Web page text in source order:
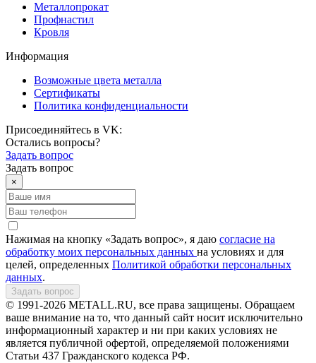
Металлопрокат
Профнастил
Кровля
Информация
Возможные цвета металла
Сертификаты
Политика конфиденциальности
Присоединяйтесь в VK:
Остались вопросы?
Задать вопрос
Задать вопрос
×
Нажимая на кнопку «Задать вопрос», я даю согласие на
обработку моих персональных данных на условиях и для
целей, определенных Политикой обработки персональных
данных.
Задать вопрос
© 1991-2026 METALL.RU, все права защищены. Обращаем
ваше внимание на то, что данный сайт носит исключительно
информационный характер и ни при каких условиях не
является публичной офертой, определяемой положениями
Статьи 437 Гражданского кодекса РФ.